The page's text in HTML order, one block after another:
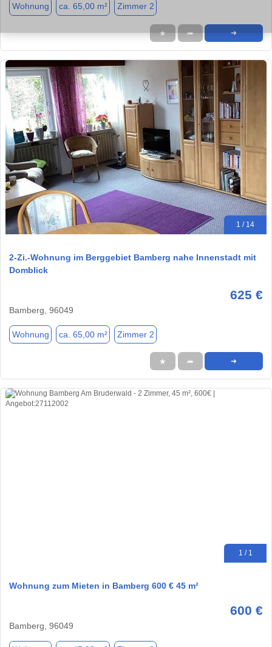
Wohnung ca. 65,00 m² Zimmer 2
★ ➦ ➜
1 / 14
2-Zi.-Wohnung im Berggebiet Bamberg nahe Innenstadt mit
Domblick
625 €
Bamberg, 96049
Wohnung ca. 65,00 m² Zimmer 2
★ ➦ ➜
1 / 1
Wohnung zum Mieten in Bamberg 600 € 45 m²
600 €
Bamberg, 96049